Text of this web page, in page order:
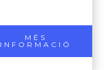
MÉS
INFORMACIÓ